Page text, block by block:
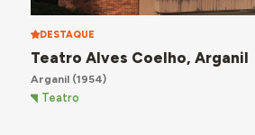
DESTAQUE
Teatro Alves Coelho, Arganil
Arganil(1954)
Teatro